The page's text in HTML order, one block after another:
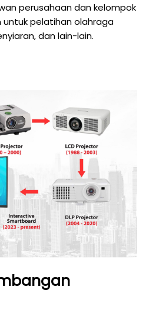
perusahaan dan kelompok
untuk pelatihan olahraga
dan lain-lain.